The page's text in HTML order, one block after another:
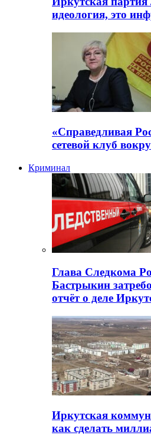
идеология, это
«Справедливая
сетевой клуб
Криминал
Глава Следкома
Бастрыкин
отчёт о деле
Иркутская
как сделать